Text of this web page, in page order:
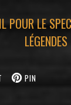
POUR LE
LÉGENDES
PIN